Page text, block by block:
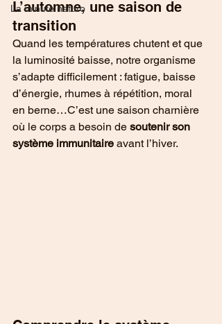
La minute naturo
L’automne, une saison de
transition
Quand les températures chutent et que
la luminosité baisse, notre organisme
s’adapte difficilement : fatigue, baisse
d’énergie, rhumes à répétition, moral
en berne…C’est une saison charnière
où le corps a besoin de soutenir son
système immunitaire avant l’hiver.